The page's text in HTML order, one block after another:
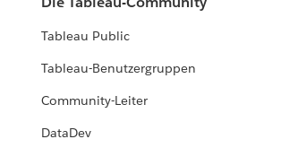
Tableau Public
Tableau-Benutzergruppen
Community-Leiter
DataDev